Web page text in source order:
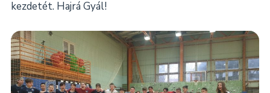
kezdetét. Hajrá Gyál!